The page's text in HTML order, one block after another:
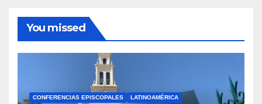
You missed
CONFERENCIAS EPISCOPALES LATINOAMÉRICA